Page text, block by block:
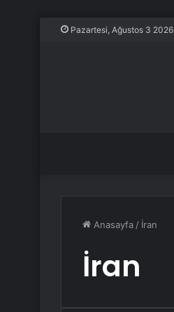
Pazartesi, Ağustos 3 2026
Anasayfa / İran
İran